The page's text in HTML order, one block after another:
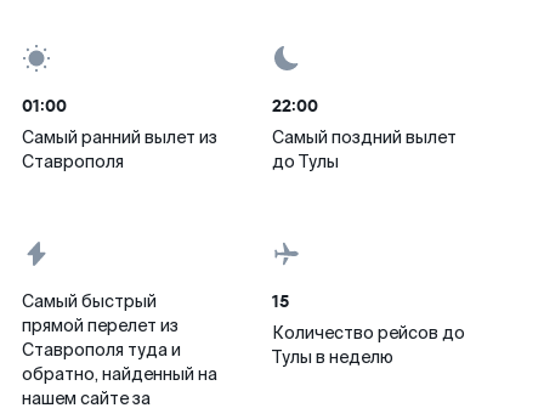
01:00
Самый ранний вылет из
Ставрополя
22:00
Самый поздний вылет
до Тулы
Самый быстрый
прямой перелет из
Ставрополя туда и
обратно, найденный на
нашем сайте за
15
Количество рейсов до
Тулы в неделю